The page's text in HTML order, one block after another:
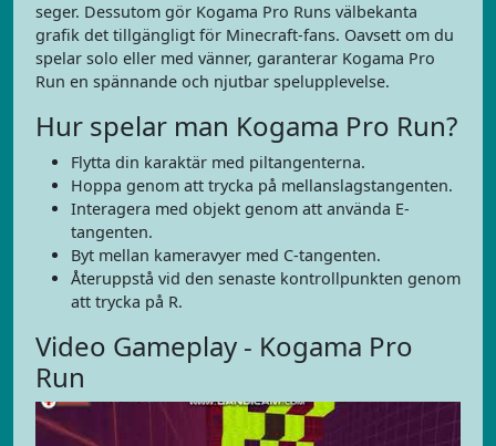
seger. Dessutom gör Kogama Pro Runs välbekanta
grafik det tillgängligt för Minecraft-fans. Oavsett om du
spelar solo eller med vänner, garanterar Kogama Pro
Run en spännande och njutbar spelupplevelse.
Hur spelar man Kogama Pro Run?
Flytta din karaktär med piltangenterna.
Hoppa genom att trycka på mellanslagstangenten.
Interagera med objekt genom att använda E-
tangenten.
Byt mellan kameravyer med C-tangenten.
Återuppstå vid den senaste kontrollpunkten genom
att trycka på R.
Video Gameplay - Kogama Pro
Run